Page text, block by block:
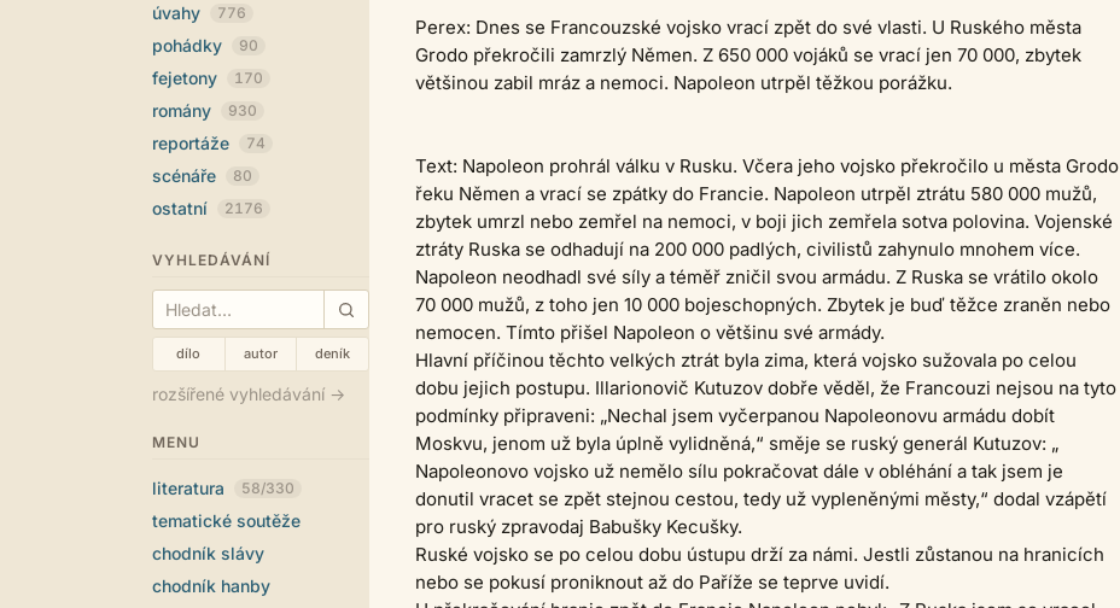
úvahy 776
pohádky 90
fejetony 170
romány 930
reportáže 74
scénáře 80
ostatní 2176
VYHLEDÁVÁNÍ
dílo autor deník
rozšířené vyhledávání →
MENU
literatura 58/330
tematické soutěže
chodník slávy
chodník hanby
Perex: Dnes se Francouzské vojsko vrací zpět do své vlasti. U Ruského města
Grodo překročili zamrzlý Němen. Z 650 000 vojáků se vrací jen 70 000, zbytek
většinou zabil mráz a nemoci. Napoleon utrpěl těžkou porážku.
Text: Napoleon prohrál válku v Rusku. Včera jeho vojsko překročilo u města Grodo
řeku Němen a vrací se zpátky do Francie. Napoleon utrpěl ztrátu 580 000 mužů,
zbytek umrzl nebo zemřel na nemoci, v boji jich zemřela sotva polovina. Vojenské
ztráty Ruska se odhadují na 200 000 padlých, civilistů zahynulo mnohem více.
Napoleon neodhadl své síly a téměř zničil svou armádu. Z Ruska se vrátilo okolo
70 000 mužů, z toho jen 10 000 bojeschopných. Zbytek je buď těžce zraněn nebo
nemocen. Tímto přišel Napoleon o většinu své armády.
Hlavní příčinou těchto velkých ztrát byla zima, která vojsko sužovala po celou
dobu jejich postupu. Illarionovič Kutuzov dobře věděl, že Francouzi nejsou na tyto
podmínky připraveni: „Nechal jsem vyčerpanou Napoleonovu armádu dobít
Moskvu, jenom už byla úplně vylidněná,“ směje se ruský generál Kutuzov: „
Napoleonovo vojsko už nemělo sílu pokračovat dále v obléhání a tak jsem je
donutil vracet se zpět stejnou cestou, tedy už vypleněnými městy,“ dodal vzápětí
pro ruský zpravodaj Babušky Kecušky.
Ruské vojsko se po celou dobu ústupu drží za námi. Jestli zůstanou na hranicích
nebo se pokusí proniknout až do Paříže se teprve uvidí.